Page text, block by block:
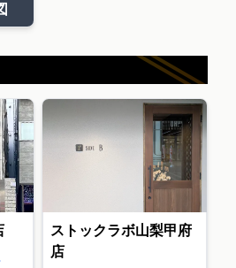
ストックラボ山梨甲府
店